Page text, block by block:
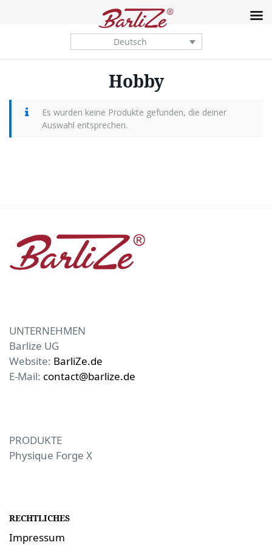
Deutsch
Hobby
Es wurden keine Produkte gefunden, die deiner
Auswahl entsprechen.
UNTERNEHMEN
Barlize UG
Website: BarliZe.de
E-Mail: contact@barlize.de
PRODUKTE
Physique Forge X
RECHTLICHES
Impressum